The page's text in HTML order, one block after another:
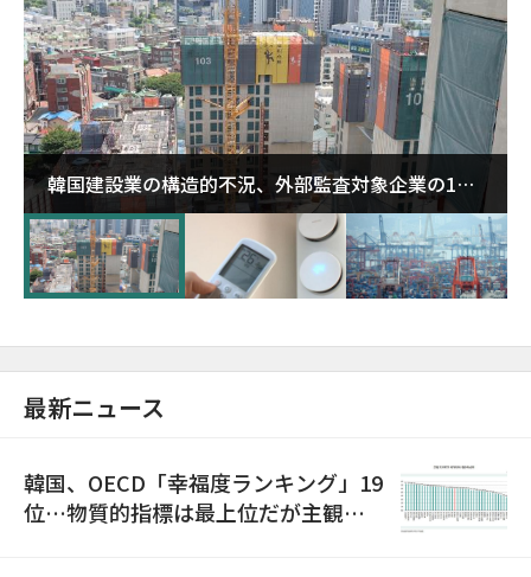
韓国建設業の構造的不況、外部監査対象企業の1割
超が「ゾンビ企業」に…5年で2.8倍増
最新ニュース
韓国、OECD「幸福度ランキング」19
位…物質的指標は最上位だが主観的